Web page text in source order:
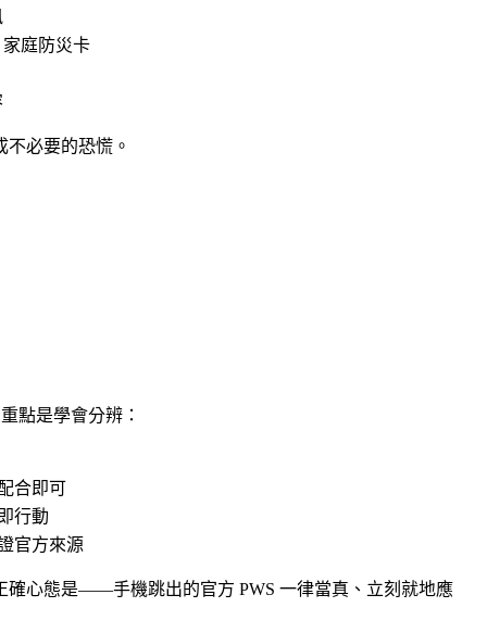
庭防災卡
必要的恐慌。
點是學會分辨：
合即可
行動
官方來源
正確心態是——手機跳出的官方 PWS 一律當真、立刻就地應